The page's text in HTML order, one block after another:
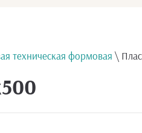
техническая формовая \